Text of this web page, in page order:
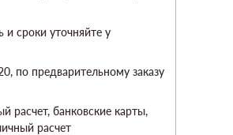
и сроки уточняйте у
по предварительному заказу
расчет, банковские карты,
расчет